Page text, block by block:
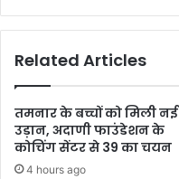
Related Articles
तमनार के बच्चों को मिली नई
उड़ान, अदाणी फाउंडेशन के
कोचिंग सेंटर से 39 का चयन
4 hours ago